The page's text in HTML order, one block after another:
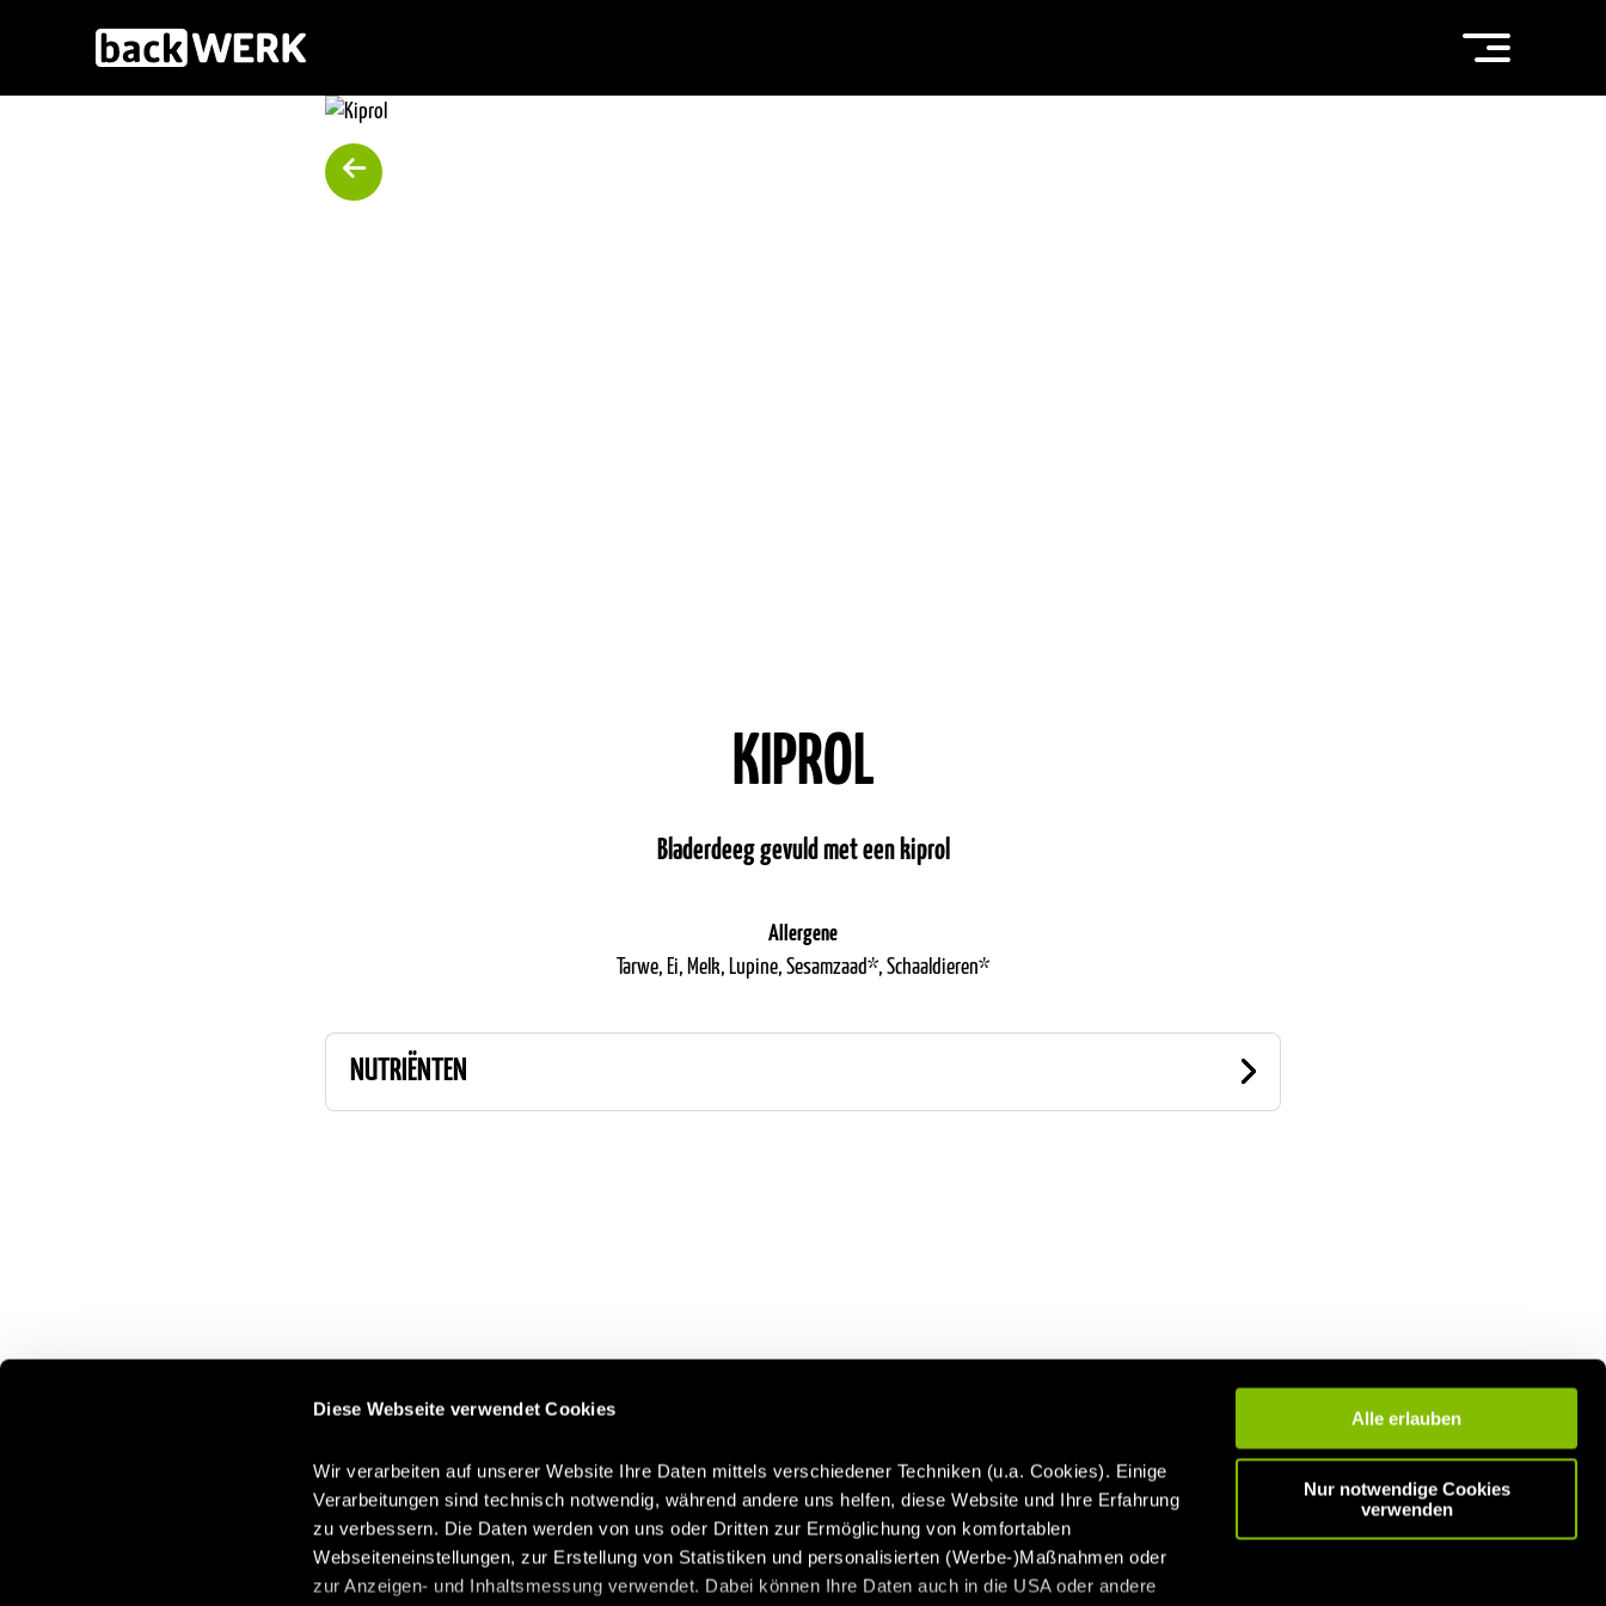
Diese Webseite verwendet Cookies
Wir verarbeiten auf unserer Website Ihre Daten mittels verschiedener Techniken (u.a. Cookies). Einige
Verarbeitungen sind technisch notwendig, während andere uns helfen, diese Website und Ihre Erfahrung
zu verbessern. Die Daten werden von uns oder Dritten zur Ermöglichung von komfortablen
Webseiteneinstellungen, zur Erstellung von Statistiken und personalisierten (Werbe-)Maßnahmen oder
zur Anzeigen- und Inhaltsmessung verwendet. Dabei können Ihre Daten auch in die USA oder andere
Alle erlauben
Nur notwendige Cookies
verwenden
KIPROL
Bladerdeeg gevuld met een kiprol
Allergene
Tarwe, Ei, Melk, Lupine, Sesamzaad*, Schaaldieren*
NUTRIËNTEN